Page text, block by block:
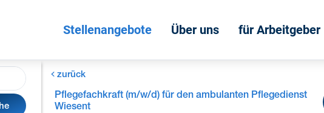
Stellenangebote Über uns für Arbeitgeber
zurück
Pflegefachkraft (m/w/d) für den ambulanten Pflegedienst
Wiesent